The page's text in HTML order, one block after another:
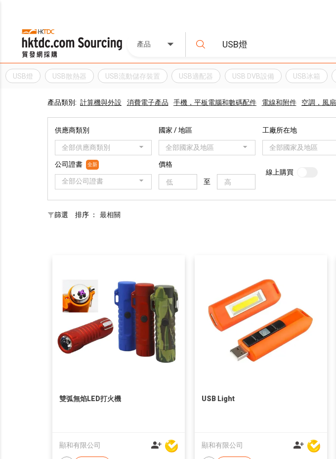
產品
USB燈 USB散熱器 USB流動儲存裝置 USB適配器 USB DVB設備 USB冰箱
產品類別: 計算機與外設 消費電子產品 手機，平板電腦和數碼配件 電線和附件 空調，風
供應商類別
全部供應商類別
國家 / 地區
全部國家及地區
工廠所在地
全部國家及地區
公司證書 全新
全部公司證書
價格
至
線上購買
篩選 排序 ： 最相關
雙弧無焰LED打火機
顯和有限公司
USB Light
顯和有限公司